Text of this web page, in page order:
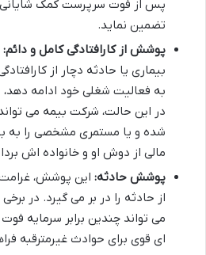
پس از فوت سرپرست کمک شایانی
تضمین نماید.
پوشش از کارافتادگی کامل و دائم:
بیماری یا حادثه دچار از
به فعالیت شغلی خود ادامه
در این حالت، شرکت بیمه می
شده و یا مستمری مشخصی را به
مالی از دوش او و خانواده اش
پوشش حادثه: این پوشش، غرامت
از حادثه را در بر می گیرد. در
می تواند چندین برابر سرمایه
ای قوی برای حوادث غیرمترقبه